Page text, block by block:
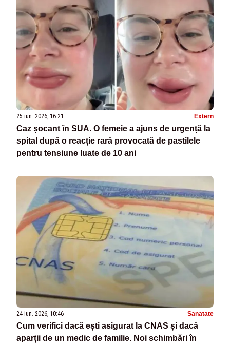
25 iun. 2026, 16:21 Extern
Caz șocant în SUA. O femeie a ajuns de urgență la
spital după o reacție rară provocată de pastilele
pentru tensiune luate de 10 ani
24 iun. 2026, 10:46 Sanatate
Cum verifici dacă ești asigurat la CNAS și dacă
aparții de un medic de familie. Noi schimbări în